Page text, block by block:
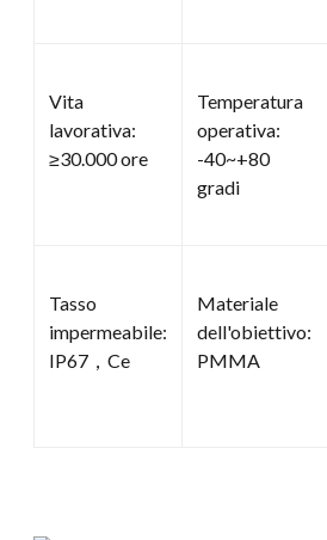
Vita
lavorativa:
≥30.000 ore
Temperatura
operativa:
-40~+80
gradi
Tasso
impermeabile:
IP67，Ce
Materiale
dell'obiettivo:
PMMA